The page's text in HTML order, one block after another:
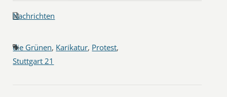
Nachrichten
die Grünen, Karikatur, Protest,
Stuttgart 21